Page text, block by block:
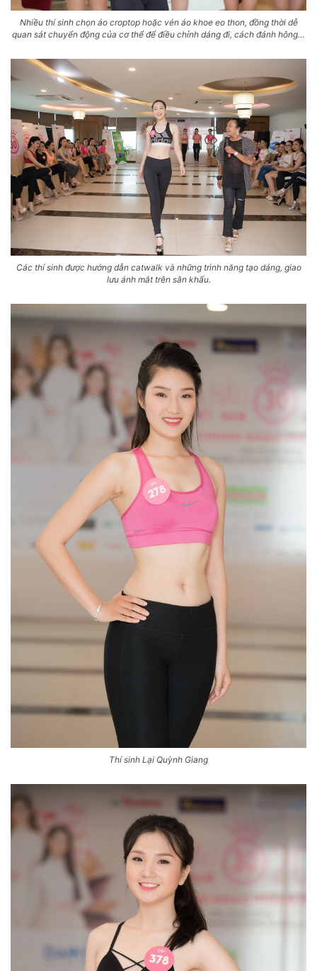
Nhiều thí sinh chọn áo croptop hoặc vén áo khoe eo thon, đồng thời dễ
quan sát chuyển động của cơ thể để điều chỉnh dáng đi, cách đánh hông…
Các thí sinh được hướng dẫn catwalk và những trình năng tạo dáng, giao
lưu ánh mắt trên sân khấu.
Thí sinh Lại Quỳnh Giang